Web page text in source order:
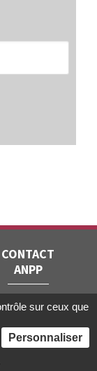
CONTACT
ANPP
• 22, rue
Paris
sur ceux que
Personnaliser